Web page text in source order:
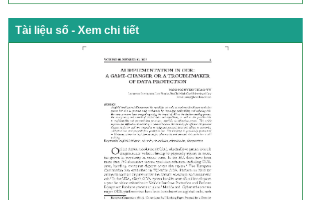
Tài liệu số - Xem chi tiết